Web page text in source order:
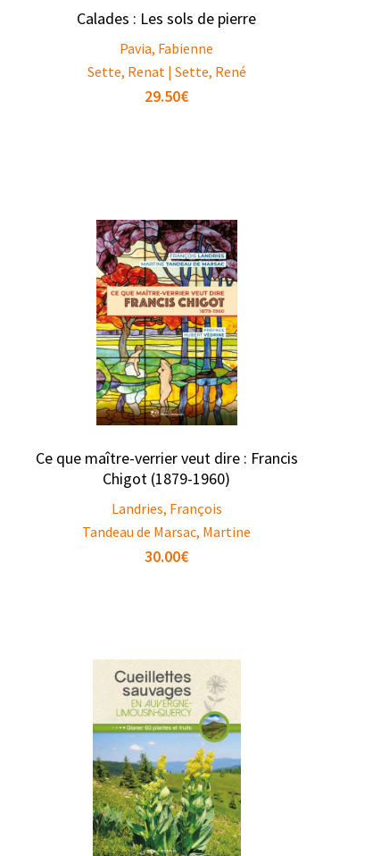
Calades : Les sols de pierre
Pavia, Fabienne
Sette, Renat | Sette, René
29.50€
Ce que maître-verrier veut dire : Francis
Chigot (1879-1960)
Landries, François
Tandeau de Marsac, Martine
30.00€